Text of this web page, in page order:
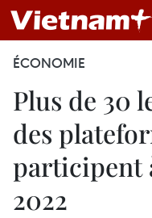
ÉCONOMIE
Plus de 30
des
participent
2022